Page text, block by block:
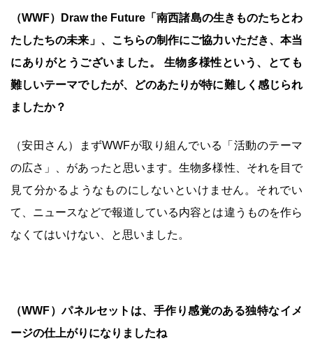
（WWF）Draw the Future「南西諸島の生きものたちとわ
たしたちの未来」、こちらの制作にご協力いただき、本当
にありがとうございました。 生物多様性という、とても
難しいテーマでしたが、どのあたりが特に難しく感じられ
ましたか？
（安田さん）まずWWFが取り組んでいる「活動のテーマ
の広さ」、があったと思います。生物多様性、それを目で
見て分かるようなものにしないといけません。それでい
て、ニュースなどで報道している内容とは違うものを作ら
なくてはいけない、と思いました。
（WWF）パネルセットは、手作り感覚のある独特なイメ
ージの仕上がりになりましたね